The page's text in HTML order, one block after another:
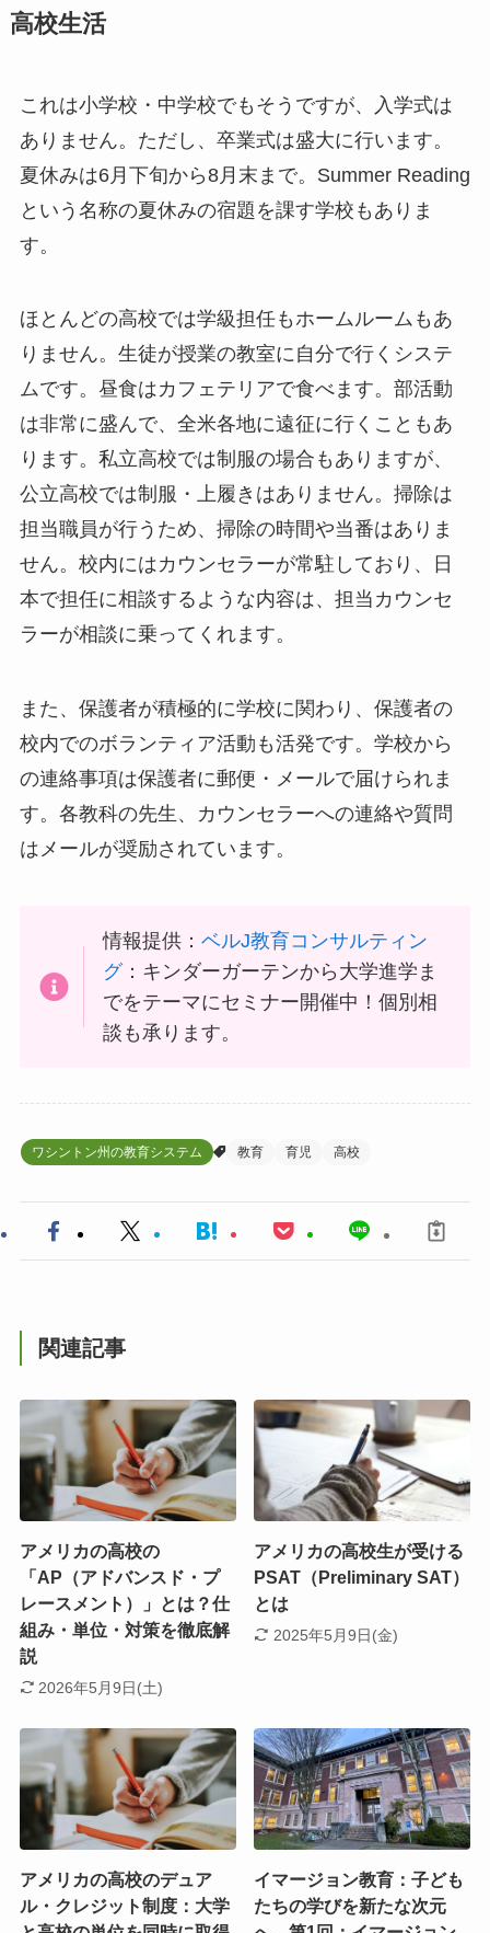
高校生活
これは小学校・中学校でもそうですが、入学式は
ありません。ただし、卒業式は盛大に行います。
夏休みは6月下旬から8月末まで。Summer Reading
という名称の夏休みの宿題を課す学校もありま
す。
ほとんどの高校では学級担任もホームルームもあ
りません。生徒が授業の教室に自分で行くシステ
ムです。昼食はカフェテリアで食べます。部活動
は非常に盛んで、全米各地に遠征に行くこともあ
ります。私立高校では制服の場合もありますが、
公立高校では制服・上履きはありません。掃除は
担当職員が行うため、掃除の時間や当番はありま
せん。校内にはカウンセラーが常駐しており、日
本で担任に相談するような内容は、担当カウンセ
ラーが相談に乗ってくれます。
また、保護者が積極的に学校に関わり、保護者の
校内でのボランティア活動も活発です。学校から
の連絡事項は保護者に郵便・メールで届けられま
す。各教科の先生、カウンセラーへの連絡や質問
はメールが奨励されています。
情報提供：ベルJ教育コンサルティン
グ：キンダーガーテンから大学進学ま
でをテーマにセミナー開催中！個別相
談も承ります。
ワシントン州の教育システム 教育 育児 高校
関連記事
アメリカの高校の
「AP（アドバンスド・プ
レースメント）」とは？仕
組み・単位・対策を徹底解
説
2026年5月9日(土)
アメリカの高校生が受ける
PSAT（Preliminary SAT）
とは
2025年5月9日(金)
アメリカの高校のデュア
ル・クレジット制度：大学
イマージョン教育：子ども
たちの学びを新たな次元